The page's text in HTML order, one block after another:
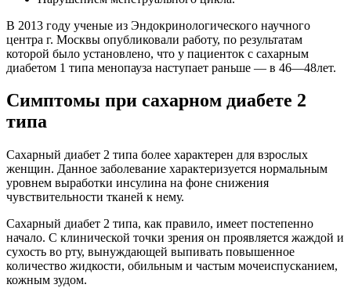
В 2013 году ученые из Эндокринологического научного
центра г. Москвы опубликовали работу, по результатам
которой было установлено, что у пациенток с сахарным
диабетом 1 типа менопауза наступает раньше — в 46—48лет.
Симптомы при сахарном диабете 2
типа
Сахарный диабет 2 типа более характерен для взрослых
женщин. Данное заболевание характеризуется нормальным
уровнем выработки инсулина на фоне снижения
чувствительности тканей к нему.
Сахарный диабет 2 типа, как правило, имеет постепенно
начало. С клинической точки зрения он проявляется жаждой и
сухость во рту, вынуждающей выпивать повышенное
количество жидкости, обильным и частым мочеиспусканием,
кожным зудом.